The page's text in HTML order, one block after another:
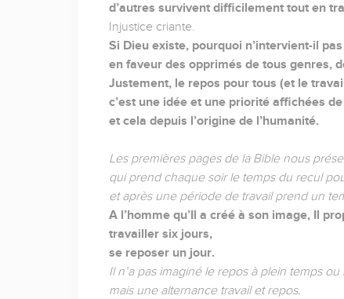
d’autres survivent difficilement tout en
Injustice criante.
Si Dieu existe, pourquoi n’intervient-il pas
en faveur des opprimés de tous genres,
Justement, le repos pour tous (et le
c’est une idée et une priorité affichées
et cela depuis l’origine de l’humanité.
Les premières pages de la Bible nous
qui prend chaque soir le temps du recul
et après une période de travail prend un
A l’homme qu’Il a créé à son image, Il
travailler six jours,
se reposer un jour.
Il n’a pas imaginé le repos à plein temps
mais une alternance travail et repos.